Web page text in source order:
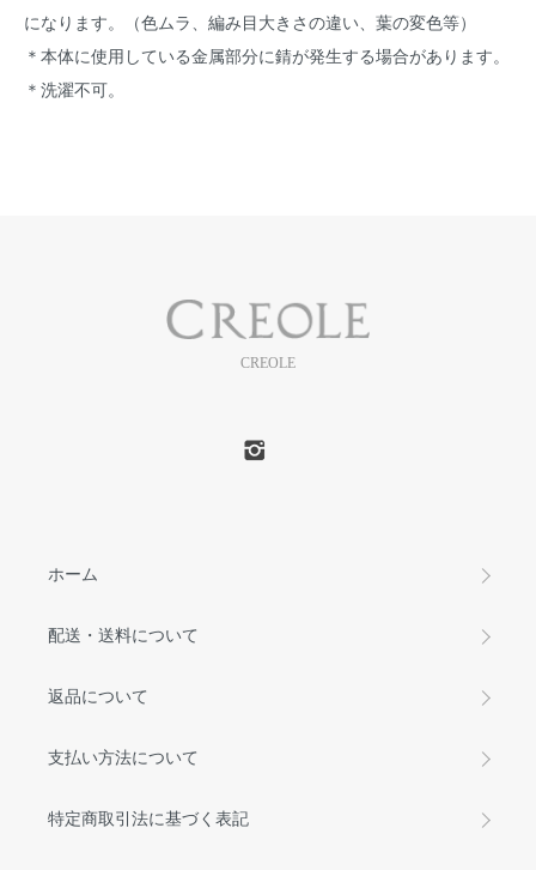
になります。（色ムラ、編み目大きさの違い、葉の変色等）
＊本体に使用している金属部分に錆が発生する場合があります。
＊洗濯不可。
CREOLE
ホーム
配送・送料について
返品について
支払い方法について
特定商取引法に基づく表記